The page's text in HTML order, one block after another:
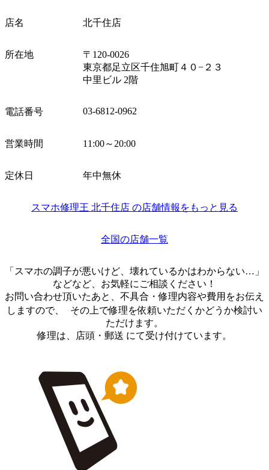
店名 北千住店
所在地
〒120-0026
東京都足立区千住旭町４０−２３
中里ビル 2階
電話番号 03-6812-0962
営業時間 11:00～20:00
定休日 年中無休
スマホ修理王 北千住店 の店舗情報をもっと見る
全国の店舗一覧
「スマホの調子が悪いけど、壊れているかはわからない…」
などなど、お気軽にご相談ください！
お問い合わせ頂いたあと、不具合・修理内容や費用をお伝え
しますので、 その上で修理を依頼いただくかどうか検討い
ただけます。
修理は、店頭・郵送 にて受け付けています。